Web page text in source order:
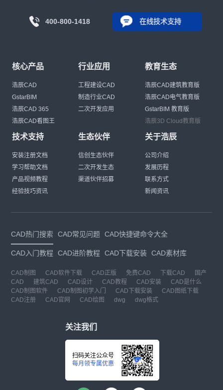
400-800-1418 在线技术支持
核心产品
浩辰CAD
GstarBIM
浩辰CAD 365
浩辰CAD看图王
行业应用
工程建设CAD
制造行业CAD
二次开发应用
教育生态
浩辰CAD建筑教育版
浩辰CAD电气教育版
GstarBIM 教育版
浩辰3D Cloud教育版
技术支持
安装注册文档
学习帮助文档
产品视频教程
经验技巧资讯
生态伙伴
信创生态伙伴
二次开发生态
渠道伙伴招募
关于浩辰
公司介绍
发展历程
联系方式
新闻资讯
CAD热门搜索 CAD常见问题 CAD快捷键命令大全
CAD入门教程 CAD进阶教程 CAD下载安装 CAD素材库
CAD制图 CAD软件下载 CAD正版 免费CAD 下载CAD
国产
CAD
建筑CAD CAD设计 CAD教程 CAD安装
CAD是什么
CAD制图软件
CAD制图初学入门 CAD下载安装
CAD图纸下载
CAD注册
CAD官网 CAD绘图 dwg dwg格式
关注我们
扫码关注公众号
每月领专属优惠